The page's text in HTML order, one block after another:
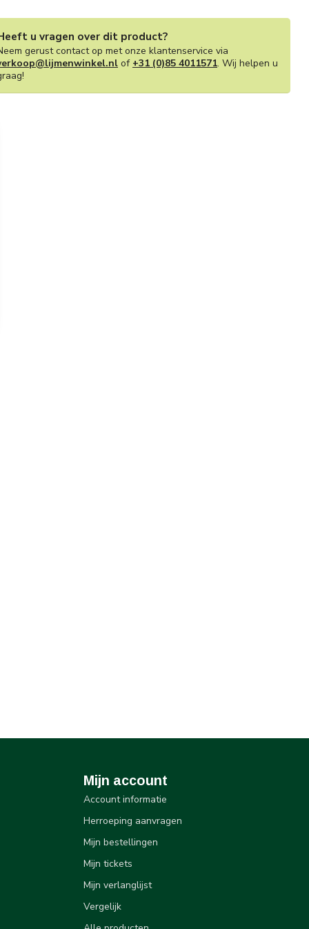
u vragen over dit product?
gerust contact op met onze klantenservice via
of +31 (0)85 4011571. Wij helpen u
Mijn account
Account informatie
Herroeping aanvragen
Mijn bestellingen
Mijn tickets
Mijn verlanglijst
Vergelijk